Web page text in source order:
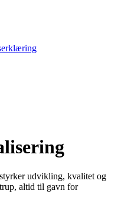
udvikling, kvalitet og
altid til gavn for